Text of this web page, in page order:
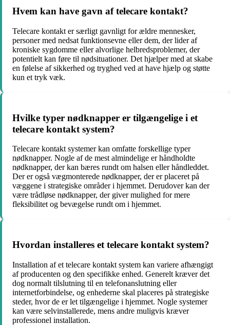
Hvem kan have gavn af telecare kontakt?
Telecare kontakt er særligt gavnligt for ældre mennesker,
personer med nedsat funktionsevne eller dem, der lider af
kroniske sygdomme eller alvorlige helbredsproblemer, der
potentielt kan føre til nødsituationer. Det hjælper med at skabe
en følelse af sikkerhed og tryghed ved at have hjælp og støtte
kun et tryk væk.
Hvilke typer nødknapper er tilgængelige i et
telecare kontakt system?
Telecare kontakt systemer kan omfatte forskellige typer
nødknapper. Nogle af de mest almindelige er håndholdte
nødknapper, der kan bæres rundt om halsen eller håndleddet.
Der er også vægmonterede nødknapper, der er placeret på
væggene i strategiske områder i hjemmet. Derudover kan der
være trådløse nødknapper, der giver mulighed for mere
fleksibilitet og bevægelse rundt om i hjemmet.
Hvordan installeres et telecare kontakt system?
Installation af et telecare kontakt system kan variere afhængigt
af producenten og den specifikke enhed. Generelt kræver det
dog normalt tilslutning til en telefonanslutning eller
internetforbindelse, og enhederne skal placeres på strategiske
steder, hvor de er let tilgængelige i hjemmet. Nogle systemer
kan være selvinstallerede, mens andre muligvis kræver
professionel installation.